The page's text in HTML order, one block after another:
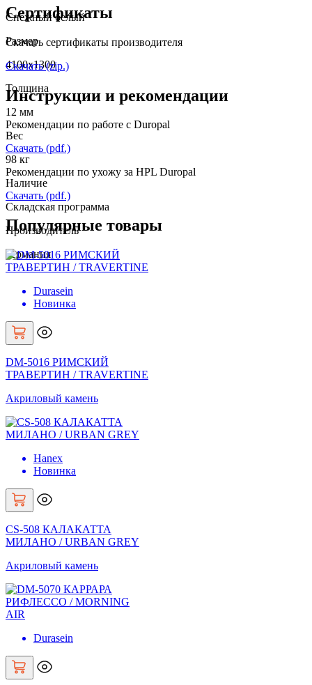
Снежный белый
Размер
4100х1300
Толщина
12 мм
Вес
98 кг
Наличие
Складская программа
Производитель
Германия
Сертификаты
Скачать сертификаты производителя
Скачать (zip.)
Инструкции и рекомендации
Рекомендации по работе с Duropal
Скачать (pdf.)
Рекомендации по ухожу за HPL Duropal
Скачать (pdf.)
Популярные товары
Durasein
Новинка
DM-5016 РИМСКИЙ
ТРАВЕРТИН / TRAVERTINE
Акриловый камень
Hanex
Новинка
CS-508 КАЛАКАТТА
МИЛАНО / URBAN GREY
Акриловый камень
Durasein